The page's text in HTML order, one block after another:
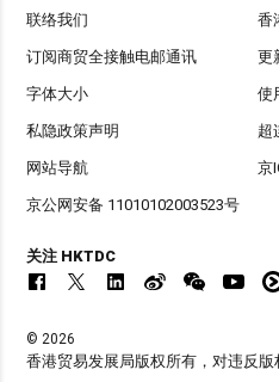
联络我们 香
订阅商贸全接触电邮通讯 更
字体大小 使
私隐政策声明 超
网站导航 京
京公网安备 11010102003523号
关注 HKTDC
© 2026
香港贸易发展局版权所有，对违反版